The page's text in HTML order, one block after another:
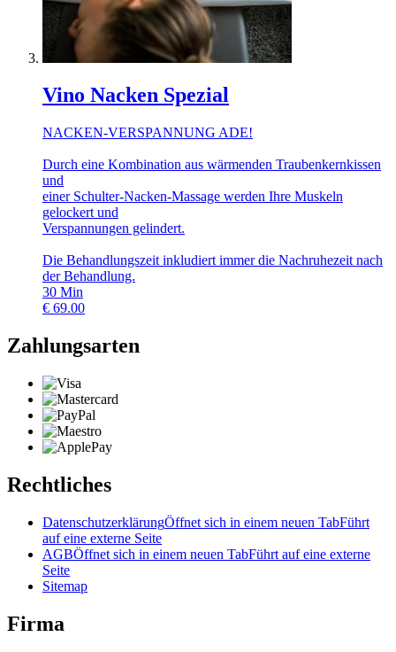
Vino Nacken Spezial
NACKEN-VERSPANNUNG ADE!
Durch eine Kombination aus wärmenden Traubenkernkissen
und
einer Schulter-Nacken-Massage werden Ihre Muskeln
gelockert und
Verspannungen gelindert.
Die Behandlungszeit inkludiert immer die Nachruhezeit nach
der Behandlung.
30 Min
€ 69.00
Zahlungsarten
Rechtliches
DatenschutzerklärungÖffnet sich in einem neuen TabFührt
auf eine externe Seite
AGBÖffnet sich in einem neuen TabFührt auf eine externe
Seite
Sitemap
Firma